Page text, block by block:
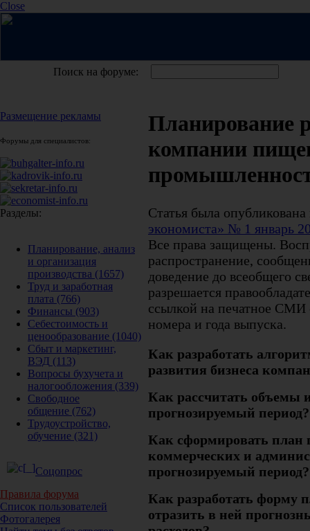
Close
Поиск на форуме:
Размещение рекламы
Форумы для специалистов:
Разделы:
Планирование, анализ
и организация
производства (1657)
Труд и заработная
плата (766)
Финансы (903)
Себестоимость и
ценообразование (1040)
Сбыт и маркетинг,
ВЭД (113)
Вопросы бухучета и
налогообложения (339)
Свободное
общение (762)
Трудоустройство,
обучение (321)
Соцопрос
Правила форума
Список пользователей
Фотогалерея
Планирование
компании
Статья была
экономиста» № 1 январь
Все права защищены.
распространение,
доведение до всеобщего
разрешается
ссылкой на печатное СМИ
номера и года выпуска.
Как разработать
развития бизнеса
Как рассчитать объемы
прогнозируемый период?
Как сформировать план
коммерческих и
прогнозируемый период?
Как разработать форму
отразить в ней